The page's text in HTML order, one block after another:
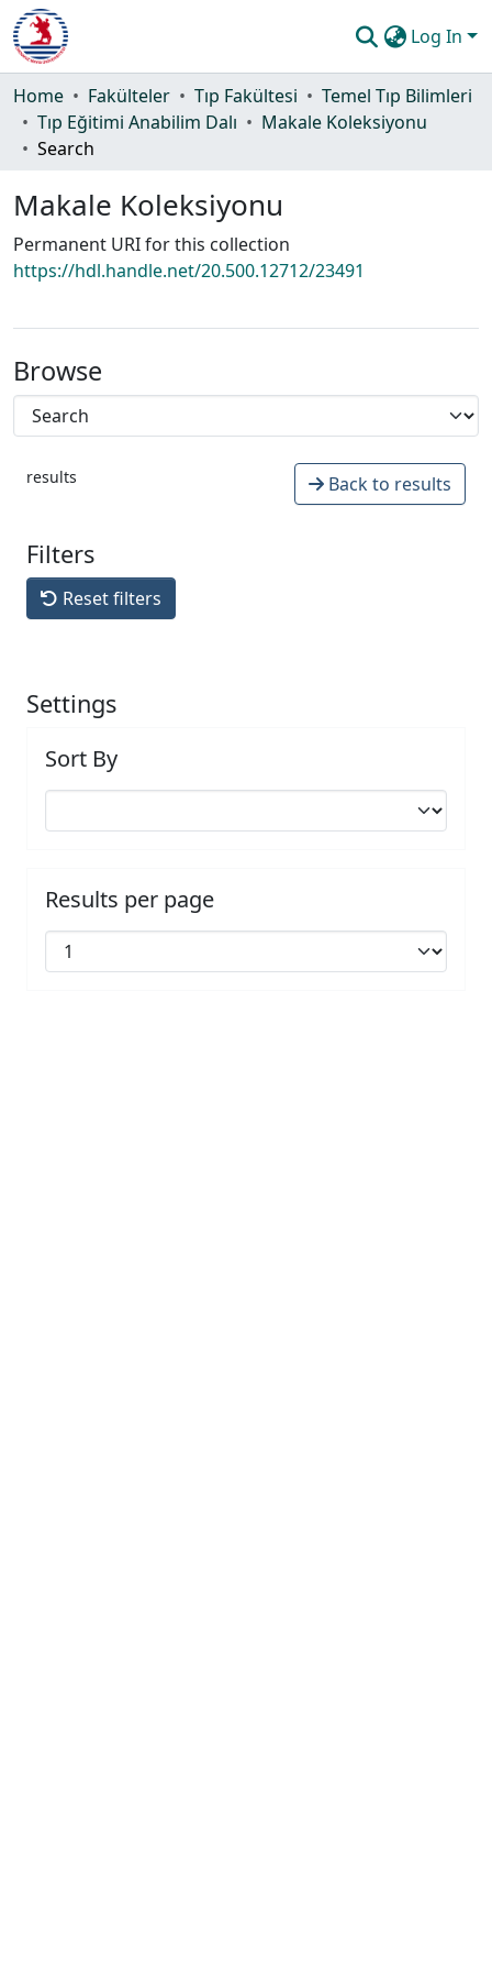
Log In
Communities & Collections
All of DSpace
Home Fakülteler Tıp Fakültesi
Temel Tıp Bilimleri
Tıp Eğitimi Anabilim Dalı
Makale Koleksiyonu
Search
Makale Koleksiyonu
Permanent URI for this collection
https://hdl.handle.net/20.500.12712/23491
Browse
results Back to results
Filters
Reset filters
Settings
Sort By
Results per page